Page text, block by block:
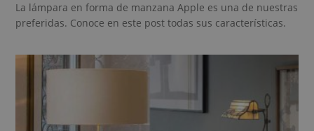
La lámpara en forma de manzana Apple es una de nuestras
preferidas. Conoce en este post todas sus características.